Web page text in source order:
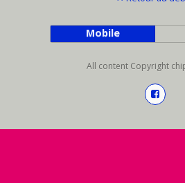
Mobile
All content Copyright